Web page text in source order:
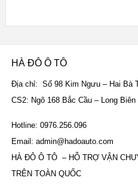
HÀ ĐÔ Ô TÔ
Địa chỉ: Số 98 Kim Ngưu – Hai Bà
CS2: Ngõ 168 Bắc Cầu – Long Biên
Hotline: 0976.256.096
Email: admin@hadoauto.com
HÀ ĐÔ Ô TÔ – HỖ TRỢ VẬN
TRÊN TOÀN QUỐC